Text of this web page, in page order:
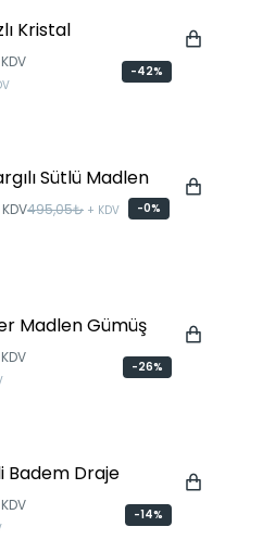
Kristal
-42%
Sütlü Madlen
495,05₺ + KDV -0%
Madlen Gümüş
-26%
Badem Draje
-14%